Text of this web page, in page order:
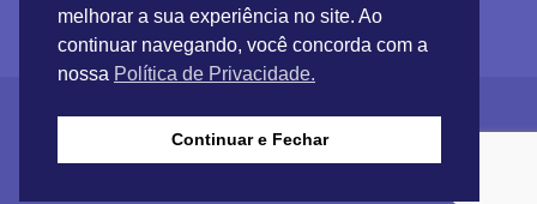
melhorar a sua experiência no site. Ao
continuar navegando, você concorda com a
nossa Política de Privacidade.
Continuar e Fechar